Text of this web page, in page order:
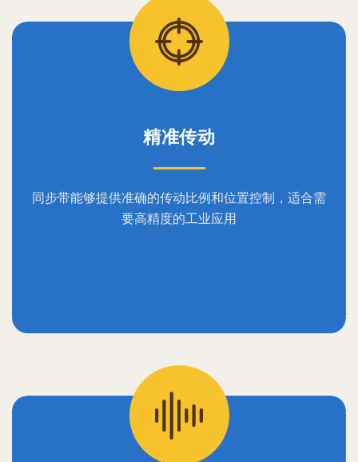
精准传动
同步带能够提供准确的传动比例和位置控制，适合需
要高精度的工业应用